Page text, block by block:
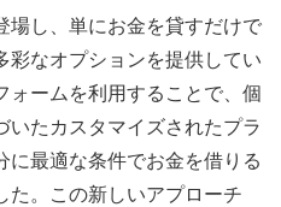
場し、単にお金を貸すだけで
彩なオプションを提供してい
ォームを利用することで、個
いたカスタマイズされたプラ
に最適な条件でお金を借りる
た。この新しいアプローチ